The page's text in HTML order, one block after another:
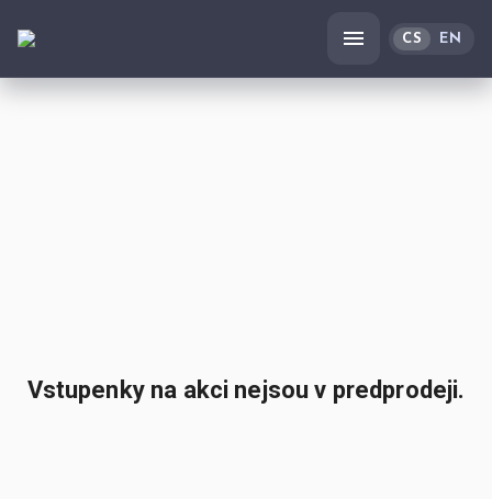
CS EN
Vstupenky na akci nejsou v predprodeji.